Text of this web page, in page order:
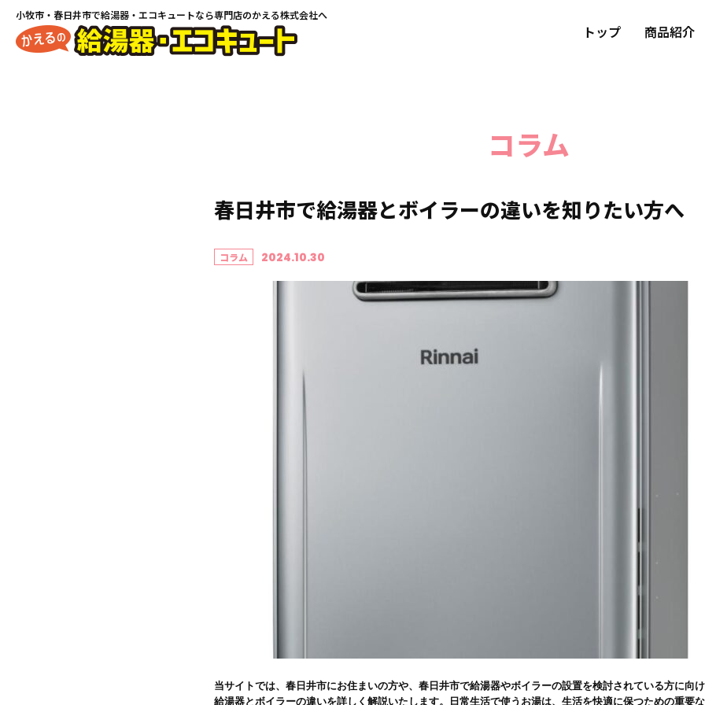
小牧市・春日井市で給湯器・エコキュートなら専門店のかえる株式会社へ
トップ 商品紹介
コラム
春日井市で給湯器とボイラーの違いを知りたい方へ
コラム 2024.10.30
当サイトでは、春日井市にお住まいの方や、春日井市で給湯器やボイラーの設置を検討されている方に向け
給湯器とボイラーの違いを詳しく解説いたします。日常生活で使うお湯は、生活を快適に保つための重要な